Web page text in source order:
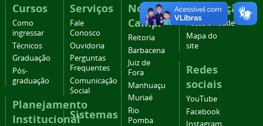
Cursos
Como
ingressar
Técnicos
Graduação
Pós-
graduação
Planejamento
Institucional
Serviços
Fale
Conosco
Ouvidoria
Perguntas
Frequentes
Comunicação
Social
Sistemas
Nossos
Campi
Reitoria
Barbacena
Juiz de
Fora
Manhuaçu
Muriaé
Rio
Pomba
Navegação
Acessibilidade
Mapa do
site
Redes
sociais
YouTube
Facebook